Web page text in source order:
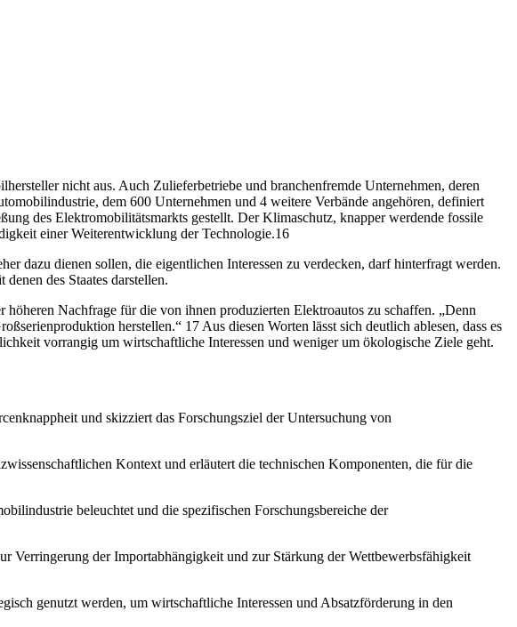
nicht aus. Auch Zulieferbetriebe und branchenfremde Unternehmen, deren
dem 600 Unternehmen und 4 weitere Verbände angehören, definiert
des Elektromobilitätsmarkts gestellt. Der Klimaschutz, knapper werdende fossile
einer Weiterentwicklung der Technologie.16
dazu dienen sollen, die eigentlichen Interessen zu verdecken, darf hinterfragt werden.
des Staates darstellen.
Nachfrage für die von ihnen produzierten Elektroautos zu schaffen. „Denn
herstellen.“ 17 Aus diesen Worten lässt sich deutlich ablesen, dass es
vorrangig um wirtschaftliche Interessen und weniger um ökologische Ziele geht.
und skizziert das Forschungsziel der Untersuchung von
Kontext und erläutert die technischen Komponenten, die für die
beleuchtet und die spezifischen Forschungsbereiche der
Verringerung der Importabhängigkeit und zur Stärkung der Wettbewerbsfähigkeit
genutzt werden, um wirtschaftliche Interessen und Absatzförderung in den